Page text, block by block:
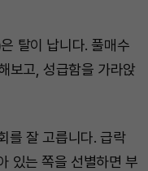
탈이 납니다. 풀매수
보고, 성급함을 가라앉
를 잘 고릅니다. 급락
있는 쪽을 선별하면 부